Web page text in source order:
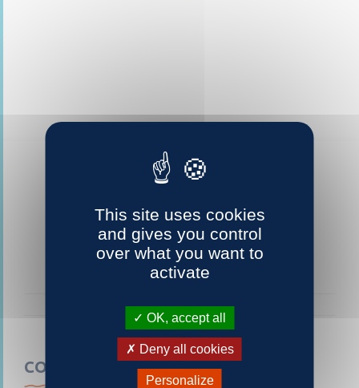
CONTACTEZ-NOUS
This site uses cookies
and gives you control
over what you want to
activate
OK, accept all
Deny all cookies
Personalize